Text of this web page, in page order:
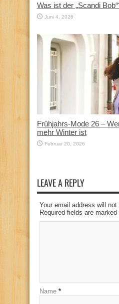
Was ist der „Scandi
Juni 4, 2026
Frühjahrs-Mode 26 –
mehr Winter ist
Februar 20, 2026
LEAVE A REPLY
Your email address will not
Required fields are marked
Name *